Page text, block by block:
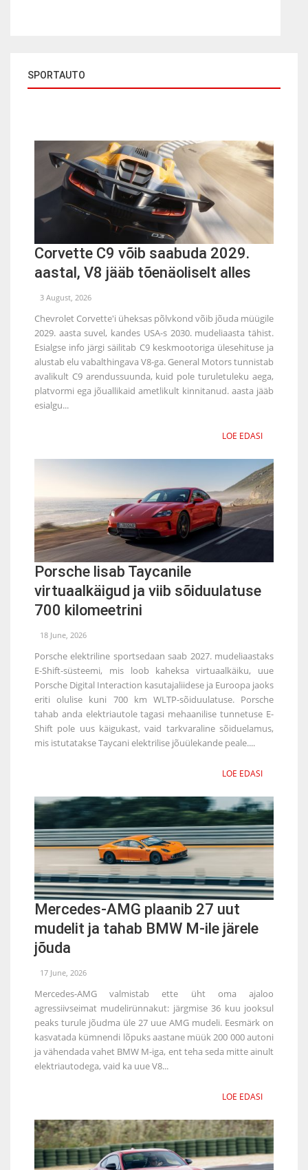
SPORTAUTO
Corvette C9 võib saabuda 2029.
aastal, V8 jääb tõenäoliselt alles
3 August, 2026
Chevrolet Corvette'i üheksas põlvkond võib jõuda müügile
2029. aasta suvel, kandes USA-s 2030. mudeliaasta tähist.
Esialgse info järgi säilitab C9 keskmootoriga ülesehituse ja
alustab elu vabalthingava V8-ga. General Motors tunnistab
avalikult C9 arendussuunda, kuid pole turuletuleku aega,
platvormi ega jõuallikaid ametlikult kinnitanud. aasta jääb
esialgu...
LOE EDASI
Porsche lisab Taycanile
virtuaalkäigud ja viib sõiduulatuse
700 kilomeetrini
18 June, 2026
Porsche elektriline sportsedaan saab 2027. mudeliaastaks
E-Shift-süsteemi, mis loob kaheksa virtuaalkäiku, uue
Porsche Digital Interaction kasutajaliidese ja Euroopa jaoks
eriti olulise kuni 700 km WLTP-sõiduulatuse. Porsche
tahab anda elektriautole tagasi mehaanilise tunnetuse E-
Shift pole uus käigukast, vaid tarkvaraline sõiduelamus,
mis istutatakse Taycani elektrilise jõuülekande peale....
LOE EDASI
Mercedes-AMG plaanib 27 uut
mudelit ja tahab BMW M-ile järele
jõuda
17 June, 2026
Mercedes-AMG valmistab ette üht oma ajaloo
agressiivseimat mudelirünnakut: järgmise 36 kuu jooksul
peaks turule jõudma üle 27 uue AMG mudeli. Eesmärk on
kasvatada kümnendi lõpuks aastane müük 200 000 autoni
ja vähendada vahet BMW M-iga, ent teha seda mitte ainult
elektriautodega, vaid ka uue V8...
LOE EDASI